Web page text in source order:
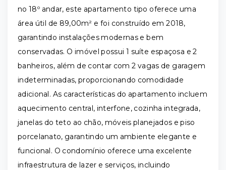
no 18º andar, este apartamento tipo oferece uma
área útil de 89,00m² e foi construído em 2018,
garantindo instalações modernas e bem
conservadas. O imóvel possui 1 suíte espaçosa e 2
banheiros, além de contar com 2 vagas de garagem
indeterminadas, proporcionando comodidade
adicional. As características do apartamento incluem
aquecimento central, interfone, cozinha integrada,
janelas do teto ao chão, móveis planejados e piso
porcelanato, garantindo um ambiente elegante e
funcional. O condomínio oferece uma excelente
infraestrutura de lazer e serviços, incluindo